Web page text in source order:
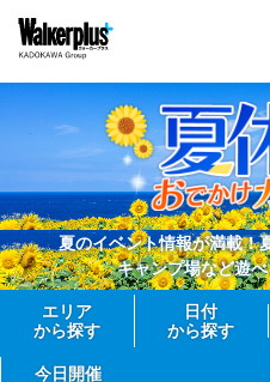
夏のイベント情報が満載！
キャンプ場など遊
エリア
から探す
日付
から探す
今日開催